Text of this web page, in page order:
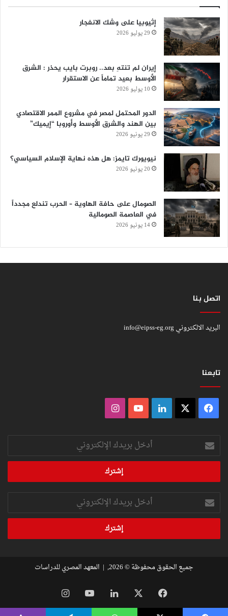
إثيوبيا على وشك الانفجار
29 يوليو 2026
إيران لم تنتهِ بعد.. روبرت بايب يحذر : الشرق
الأوسط بعيد تماماً عن الاستقرار
10 يوليو 2026
الدور المحتمل لمصر في مشروع الممر الاقتصادي
بين الهند والشرق الأوسط وأوروبا “إيميك”
29 يونيو 2026
نيويورك تايمز: هل هذه نهاية الإسلام السياسي؟
20 يونيو 2026
الصومال على حافة الهاوية – الحرب تندلع مجدداً
في العاصمة الصومالية
14 يونيو 2026
اتصل بنا
البريد الالكترونيinfo@eipss-eg.org
تابعنا
فيسبوك لينكدإن‫YouTubeانستقرام
أدخل
بريدك
الإلكتروني
أدخل
بريدك
الإلكتروني
جميع الحقوق محفوظة © 2026, | المعهد المصري للدراسات
فيسبوك لينكدإن‫YouTubeانستقرام